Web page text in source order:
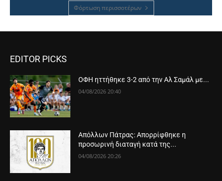
Φόρτωση περισσοτέρων
EDITOR PICKS
ΟΦΗ ηττήθηκε 3-2 από την Αλ Σαμάλ με...
04/08/2026 20:40
Απόλλων Πάτρας: Απορρίφθηκε η
προσωρινή διαταγή κατά της...
04/08/2026 20:26